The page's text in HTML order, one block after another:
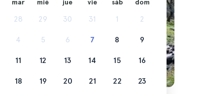
mar mié jue vie sáb dom
28 29 30 31 1 2
4 5 6 7 8 9
11 12 13 14 15 16
18 19 20 21 22 23